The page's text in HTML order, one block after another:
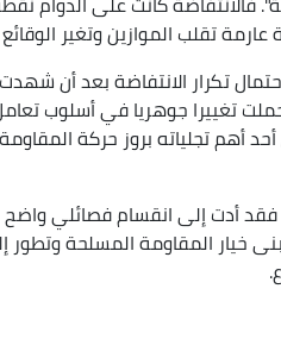
تقلب الموازين وتغير
تكرار الانتفاضة بعد أن شهدت
الأولى أواخر 1987 حملت تغييرا
أهم تجلياته بروز حركة
الانتفاضة الثانية عام 2000، فقد أدت إلى
خيار المقاومة المسلحة